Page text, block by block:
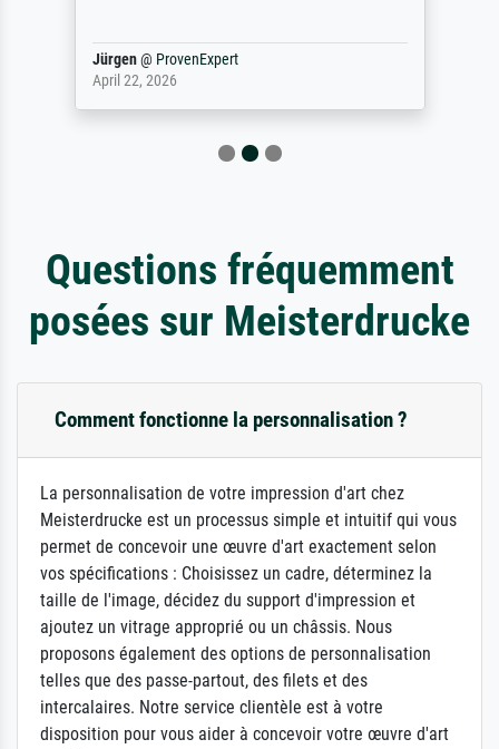
Jürgen@ ProvenExpert
April 22, 2026
Questions fréquemment
posées sur Meisterdrucke
Comment fonctionne la personnalisation ?
La personnalisation de votre impression d'art chez
Meisterdrucke est un processus simple et intuitif qui vous
permet de concevoir une œuvre d'art exactement selon
vos spécifications : Choisissez un cadre, déterminez la
taille de l'image, décidez du support d'impression et
ajoutez un vitrage approprié ou un châssis. Nous
proposons également des options de personnalisation
telles que des passe-partout, des filets et des
intercalaires. Notre service clientèle est à votre
disposition pour vous aider à concevoir votre œuvre d'art